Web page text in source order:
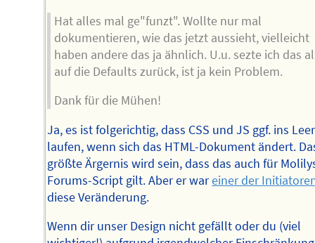
Hat alles mal ge"funzt". Wollte nur mal
dokumentieren, wie das jetzt aussieht, vielleicht
haben andere das ja ähnlich. U.u. sezte ich das
auf die Defaults zurück, ist ja kein Problem.
Dank für die Mühen!
Ja, es ist folgerichtig, dass CSS und JS ggf. ins
laufen, wenn sich das HTML-Dokument ändert.
größte Ärgernis wird sein, dass das auch für
Forums-Script gilt. Aber er wareiner der
diese Veränderung.
Wenn dir unser Design nicht gefällt oder du (viel